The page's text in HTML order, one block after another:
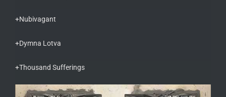
+Nubivagant
+Dymna Lotva
+Thousand Sufferings